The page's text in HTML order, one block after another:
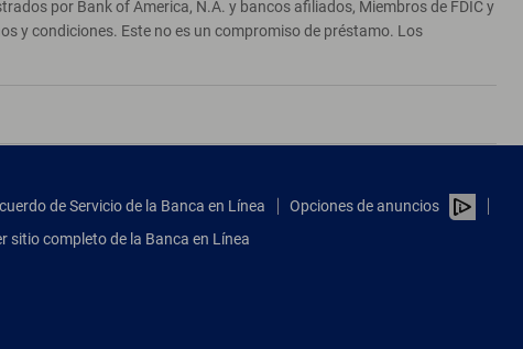
por Bank of America, N.A. y bancos afiliados, Miembros de FDIC y
y condiciones. Este no es un compromiso de préstamo. Los
de Servicio de la Banca en Línea
Opciones de anuncios
sitio completo de la Banca en Línea